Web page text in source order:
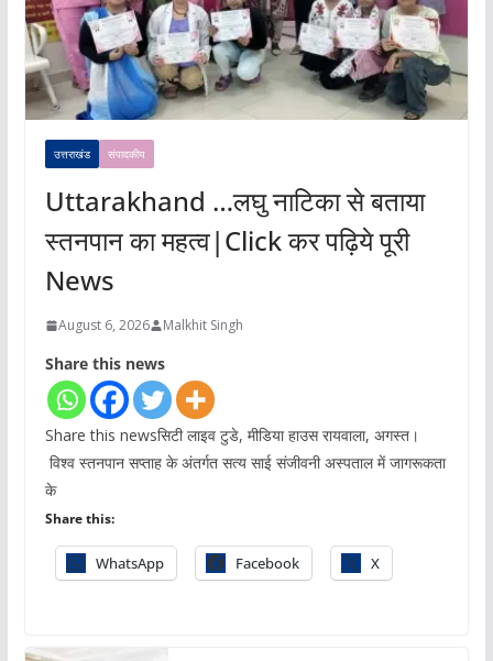
उत्तराखंड संपादकीय
Uttarakhand …लघु नाटिका से बताया
स्तनपान का महत्व|Click कर पढ़िये पूरी
News
August 6, 2026 Malkhit Singh
Share this news
Share this newsसिटी लाइव टुडे, मीडिया हाउस रायवाला, अगस्त।
विश्व स्तनपान सप्ताह के अंतर्गत सत्य साई संजीवनी अस्पताल में जागरूकता
के
Share this:
WhatsApp Facebook X